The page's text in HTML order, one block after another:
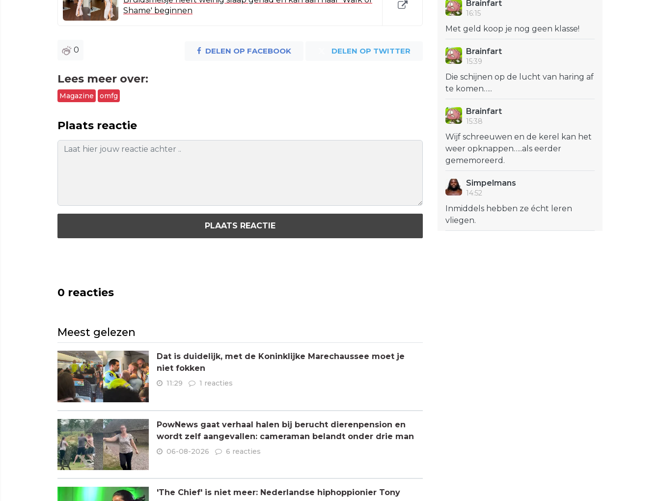
Shame' beginnen
0 DELEN OP FACEBOOK DELEN OP TWITTER
Lees meer over:
Magazine omfg
Plaats reactie
PLAATS REACTIE
0 reacties
Meest gelezen
Dat is duidelijk, met de Koninklijke Marechaussee moet je
niet fokken
11:29 1 reacties
PowNews gaat verhaal halen bij berucht dierenpension en
wordt zelf aangevallen: cameraman belandt onder drie man
06-08-2026 6 reacties
'The Chief' is niet meer: Nederlandse hiphoppionier Tony
Brainfart
16:15
Met geld koop je nog geen klasse!
Brainfart
15:39
Die schijnen op de lucht van haring af
te komen…..
Brainfart
15:38
Wijf schreeuwen en de kerel kan het
weer opknappen…..als eerder
gememoreerd.
Simpelmans
14:52
Inmiddels hebben ze écht leren
vliegen.